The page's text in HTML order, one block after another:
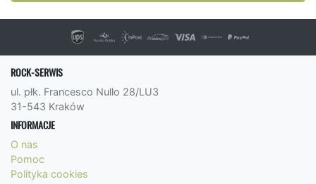
ROCK-SERWIS
ul. płk. Francesco Nullo 28/LU3
31-543 Kraków
INFORMACJE
O nas
Pomoc
Polityka cookies